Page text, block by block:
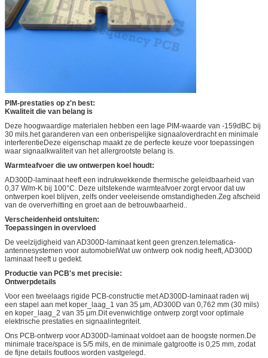
PIM-prestaties op z'n best:
Kwaliteit die van belang is
Deze hoogwaardige materialen hebben een lage PIM-waarde van -159dBC bij
30 mils.het garanderen van een onberispelijke signaaloverdracht en minimale
interferentieDeze eigenschap maakt ze de perfecte keuze voor toepassingen
waar signaalkwaliteit van het allergrootste belang is.
Warmteafvoer die uw ontwerpen koel houdt:
AD300D-laminaat heeft een indrukwekkende thermische geleidbaarheid van
0,37 W/m-K bij 100°C. Deze uitstekende warmteafvoer zorgt ervoor dat uw
ontwerpen koel blijven, zelfs onder veeleisende omstandigheden.Zeg afscheid
van de oververhitting en groet aan de betrouwbaarheid..
Verscheidenheid ontsluiten:
Toepassingen in overvloed
De veelzijdigheid van AD300D-laminaat kent geen grenzen.telematica-
antennesystemen voor automobielWat uw ontwerp ook nodig heeft, AD300D
laminaat heeft u gedekt.
Productie van PCB's met precisie:
Ontwerpdetails
Voor een tweelaags rigide PCB-constructie met AD300D-laminaat raden wij
een stapel aan met koper_laag_1 van 35 μm, AD300D van 0,762 mm (30 mils)
en koper_laag_2 van 35 μm.Dit evenwichtige ontwerp zorgt voor optimale
elektrische prestaties en signaalintegriteit.
Ons PCB-ontwerp voor AD300D-laminaat voldoet aan de hoogste normen.De
minimale trace/space is 5/5 mils, en de minimale gatgrootte is 0,25 mm, zodat
de fijne details foutloos worden vastgelegd.